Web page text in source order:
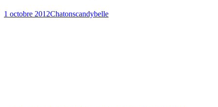
1 octobre 2012Chatonscandybelle